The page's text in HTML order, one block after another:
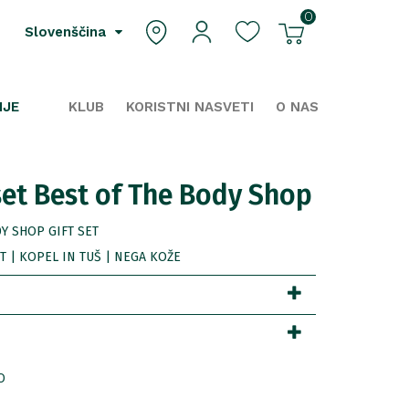
Slovenščina
0
O NAS
KORISTNI NASVETI
KLUB
Best of The Body Shop
SHOP GIFT SET
| KOPEL IN TUŠ | NEGA KOŽE